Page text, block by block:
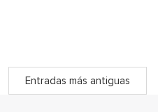
Entradas más antiguas